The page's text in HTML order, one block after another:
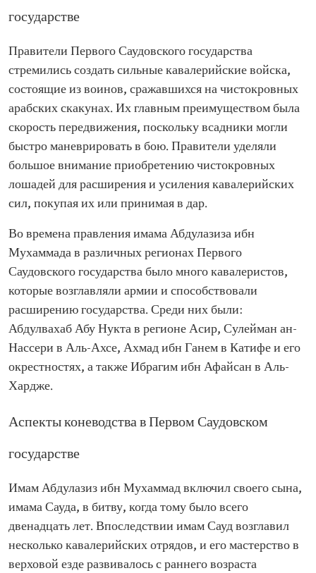
государстве
Правители Первого Саудовского государства
стремились создать сильные кавалерийские войска,
состоящие из воинов, сражавшихся на чистокровных
арабских скакунах. Их главным преимуществом была
скорость передвижения, поскольку всадники могли
быстро маневрировать в бою. Правители уделяли
большое внимание приобретению чистокровных
лошадей для расширения и усиления кавалерийских
сил, покупая их или принимая в дар.
Во времена правления имама Абдулазиза ибн
Мухаммада в различных регионах Первого
Саудовского государства было много кавалеристов,
которые возглавляли армии и способствовали
расширению государства. Среди них были:
Абдулвахаб Абу Нукта в регионе Асир, Сулейман ан-
Нассери в Аль-Ахсе, Ахмад ибн Ганем в Катифе и его
окрестностях, а также Ибрагим ибн Афайсан в Аль-
Хардже.
Аспекты коневодства в Первом Саудовском
государстве
Имам Абдулазиз ибн Мухаммад включил своего сына,
имама Сауда, в битву, когда тому было всего
двенадцать лет. Впоследствии имам Сауд возглавил
несколько кавалерийских отрядов, и его мастерство в
верховой езде развивалось с раннего возраста